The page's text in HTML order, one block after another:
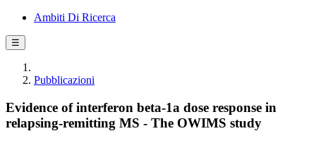
Ambiti Di Ricerca
☰
Pubblicazioni
Evidence of interferon beta-1a dose response in
relapsing-remitting MS - The OWIMS study